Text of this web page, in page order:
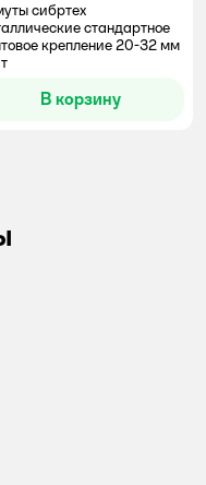
сибртех
стандартное
крепление 20-32 мм
В корзину